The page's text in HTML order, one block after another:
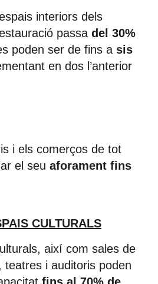
interiors dels
passa del 30%
poden ser de fins a sis
en dos l’anterior
i els comerços de tot
el seu aforament fins
CULTURALS
així com sales de
teatres i auditoris poden
fins al 70% de